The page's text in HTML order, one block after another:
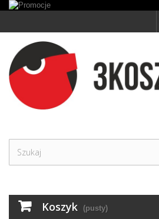
Koszyk (pusty)